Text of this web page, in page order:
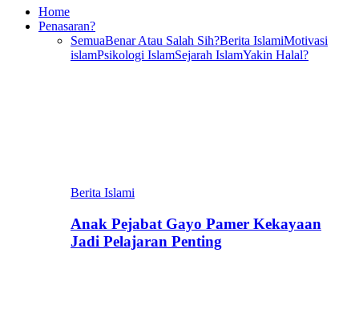
Home
Penasaran?
SemuaBenar Atau Salah Sih?Berita IslamiMotivasi
islamPsikologi IslamSejarah IslamYakin Halal?
Berita Islami
Anak Pejabat Gayo Pamer Kekayaan
Jadi Pelajaran Penting